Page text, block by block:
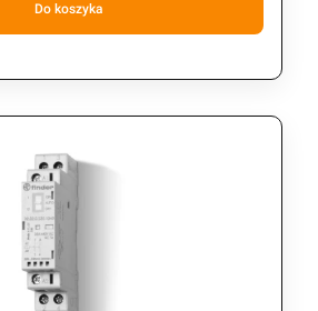
Do koszyka